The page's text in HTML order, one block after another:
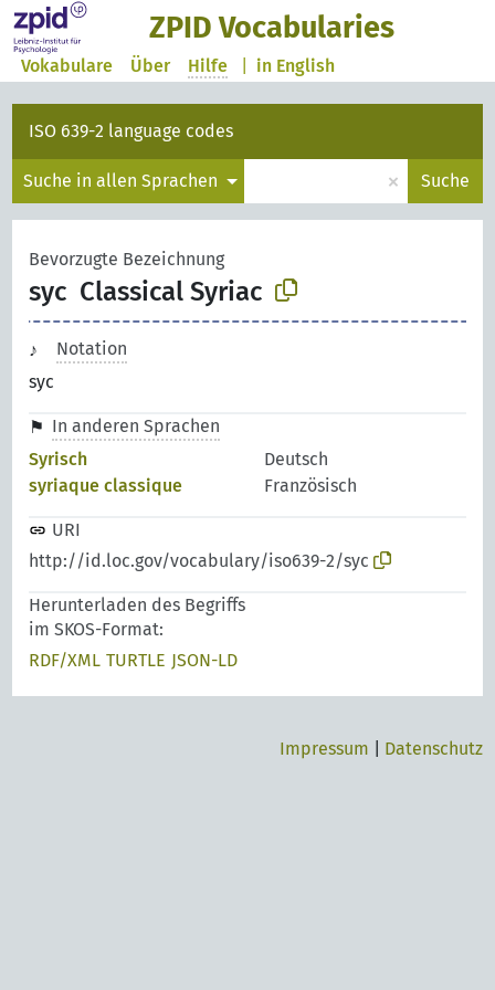
ZPID Vocabularies
in English
Vokabulare Über Hilfe
ISO 639-2 language codes
Suche in allen Sprachen × Suche
Bevorzugte Bezeichnung
syc Classical Syriac
Notation
syc
In anderen Sprachen
Syrisch
Deutsch
syriaque classique
Französisch
URI
http://id.loc.gov/vocabulary/iso639-2/syc
Herunterladen des Begriffs
im SKOS-Format:
RDF/XML TURTLE JSON-LD
Impressum Datenschutz